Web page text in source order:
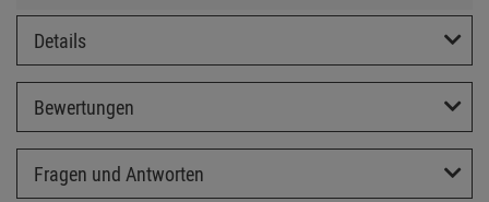
Details
Bewertungen
Fragen und Antworten